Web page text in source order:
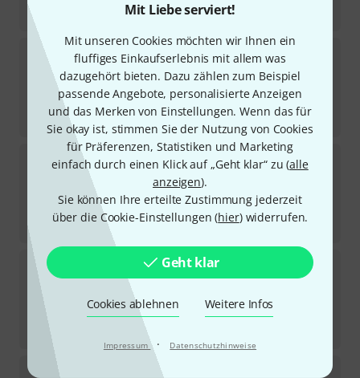
Mit Liebe serviert!
Mit unseren Cookies möchten wir Ihnen ein
fluffiges Einkaufserlebnis mit allem was
dazugehört bieten. Dazu zählen zum Beispiel
passende Angebote, personalisierte Anzeigen
und das Merken von Einstellungen. Wenn das für
Sie okay ist, stimmen Sie der Nutzung von Cookies
für Präferenzen, Statistiken und Marketing
einfach durch einen Klick auf „Geht klar“ zu (alle
anzeigen).
Sie können Ihre erteilte Zustimmung jederzeit
über die Cookie-Einstellungen (hier) widerrufen.
Geht klar
Cookies ablehnen Weitere Infos
Impressum · Datenschutzhinweise
UVP:21,06 €
-26%
Sofort lieferbar
4,50€
UVP:6,31 €
-29%
CTI 6 PR-BK
Sofort lieferbar
19,50€
UVP:26,78 €
-27%
EI 0,05 RR elements
61
Sofort lieferbar
4,90 €
UVP:
CSI-9-RP-Silent